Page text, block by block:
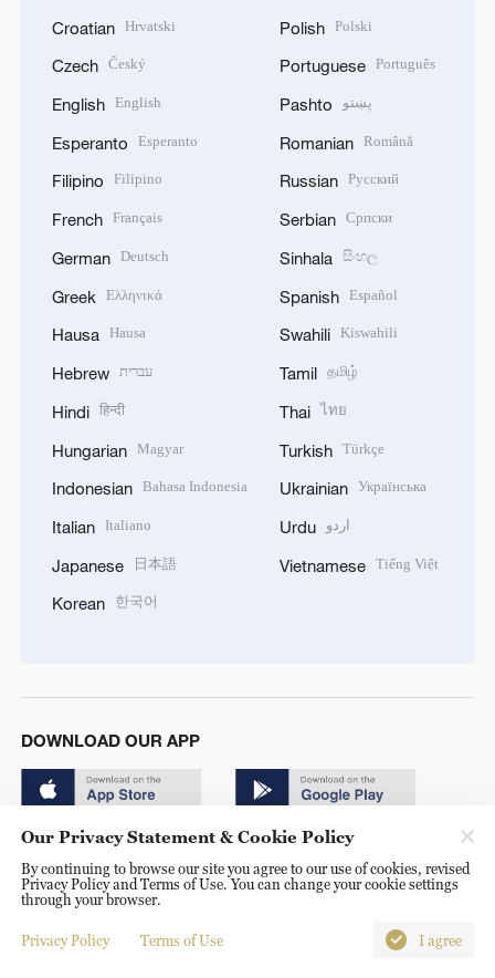
Croatian Hrvatski
Czech Český
English English
Esperanto Esperanto
Filipino Filipino
French Français
German Deutsch
Greek Ελληνικά
Hausa Hausa
Hebrew עברית
Hindi हिन्दी
Hungarian Magyar
Indonesian Bahasa Indonesia
Italian Italiano
Japanese 日本語
Korean 한국어
Polish Polski
Portuguese Português
Pashto پښتو
Romanian Română
Russian Русский
Serbian Српски
Sinhala සිංහල
Spanish Español
Swahili Kiswahili
Tamil தமிழ்
Thai ไทย
Turkish Türkçe
Ukrainian Українська
Urdu اردو
Vietnamese Tiếng Việt
DOWNLOAD OUR APP
© China Radio International.CRI. All Rights Reserved. 16A
Shijingshan Road, Beijing, China. 100040
Our Privacy Statement & Cookie Policy
By continuing to browse our site you agree to our use of cookies, revised
Privacy Policy and Terms of Use. You can change your cookie settings
through your browser.
Privacy Policy Terms of Use I agree